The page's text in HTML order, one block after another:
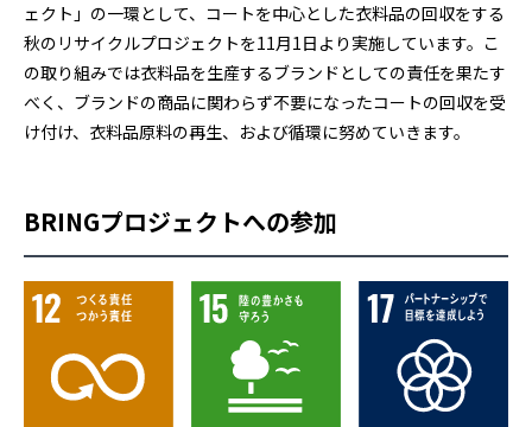
ェクト」の一環として、コートを中心とした衣料品の回収をする
秋のリサイクルプロジェクトを11月1日より実施しています。こ
の取り組みでは衣料品を生産するブランドとしての責任を果たす
べく、ブランドの商品に関わらず不要になったコートの回収を受
け付け、衣料品原料の再生、および循環に努めていきます。
BRINGプロジェクトへの参加